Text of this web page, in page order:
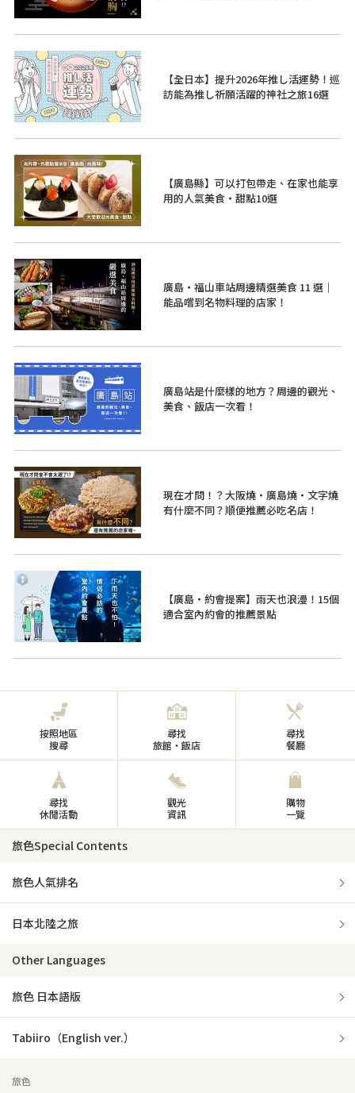
【全日本】提升2026年推し活運勢！巡
訪能為推し祈願活躍的神社之旅16選
【廣島縣】可以打包帶走、在家也能享
用的人氣美食・甜點10選
廣島・福山車站周邊精選美食 11 選｜
能品嚐到名物料理的店家！
廣島站是什麼樣的地方？周邊的觀光、
美食、飯店一次看！
現在才問！？大阪燒・廣島燒・文字燒
有什麼不同？順便推薦必吃名店！
【廣島・約會提案】雨天也浪漫！15個
適合室內約會的推薦景點
按照地區
搜尋
尋找
旅館・飯店
尋找
餐廳
尋找
休閒活動
觀光
資訊
購物
一覽
旅色Special Contents
旅色人氣排名
日本北陸之旅
Other Languages
旅色 日本語版
Tabiiro（English ver.）
旅色